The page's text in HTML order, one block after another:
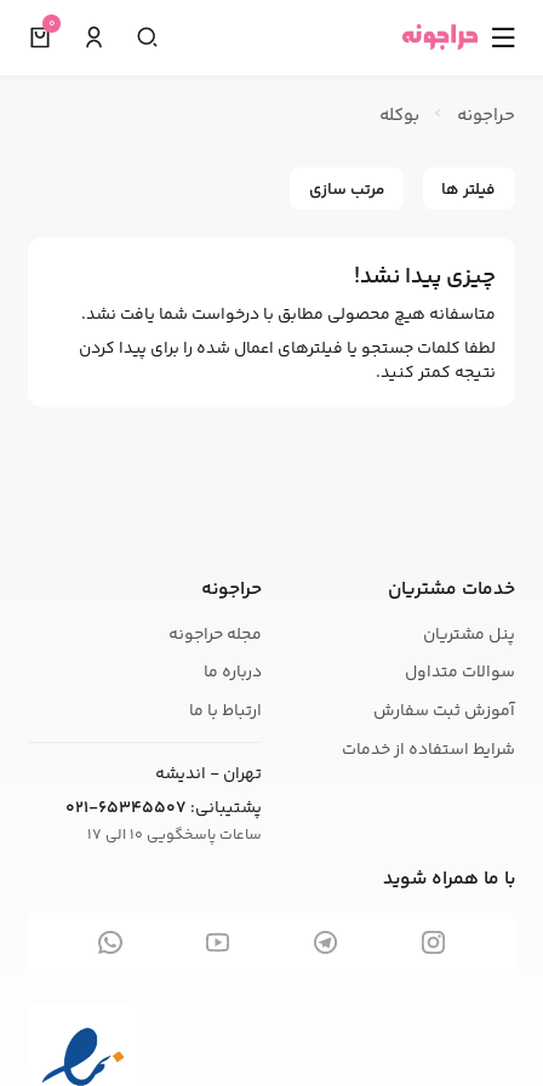
☰
0
حراجونه بوکله
فیلتر ها مرتب سازی
چیزی پیدا نشد!
متاسفانه هیچ محصولی مطابق با درخواست شما یافت نشد.
لطفا کلمات جستجو یا فیلترهای اعمال شده را برای پیدا کردن
نتیجه کمتر کنید.
خدمات مشتریان
پنل مشتریان
سوالات متداول
آموزش ثبت سفارش
شرایط استفاده از خدمات
حراجونه
مجله حراجونه
درباره ما
ارتباط با ما
تهران - اندیشه
پشتیبانی: 021-65345507
ساعات پاسخگویی 10 الی 17
با ما همراه شوید